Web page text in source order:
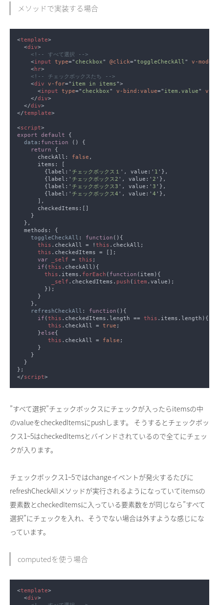
メソッドで実装する場合
<template
  <
div
    <
input type=" checkbox" @click="toggleCheckAll" v-model
    <
hr
    <
div v-for=" item in items
      <
input type=" checkbox" v-bind:value=" item.value" v-
    </
div
  </
div
</template
<script
export default
data : function
return
      checkAll:
false
        {label:'
チェックボックス１ ', value:' 1
        {label:'
チェックボックス2 ', value:' 2
        {label:'
チェックボックス3 ', value:' 3
        {label:'
チェックボックス4 ', value:' 4
toggleCheckAll : function
this .checkAll = ! this
this
var
_self = this
if (this
this .items. forEach ( function
_self .checkedItems. push ( item
refreshCheckAll : function
if (this .checkedItems.length == this
this .checkAll = true
      }
else
this .checkAll = false
</script
”すべて選択”チェックボックスにチェックが入ったらitemsの中
のvalueをcheckedItemsにpushします。 そうするとチェックボッ
クス1~5はcheckedItemsとバインドされているので全てにチェッ
クが入ります。
チェックボックス1~5ではchangeイベントが発火するたびに
refreshCheckAllメソッドが実行されるようになっていてitemsの
要素数とcheckedItemsに入っている要素数をが同じなら”すべて
選択”にチェックを入れ、そうでない場合は外すような感じにな
っています。
computedを使う場合
<template
  <
div